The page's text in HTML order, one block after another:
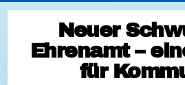
Neuer
Ehrenamt –
für